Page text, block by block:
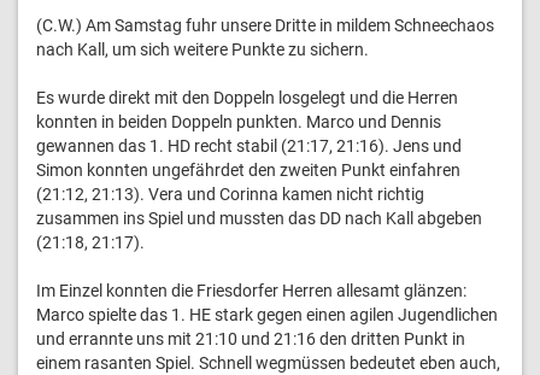
(C.W.) Am Samstag fuhr unsere Dritte in mildem Schneechaos
nach Kall, um sich weitere Punkte zu sichern.
Es wurde direkt mit den Doppeln losgelegt und die Herren
konnten in beiden Doppeln punkten. Marco und Dennis
gewannen das 1. HD recht stabil (21:17, 21:16). Jens und
Simon konnten ungefährdet den zweiten Punkt einfahren
(21:12, 21:13). Vera und Corinna kamen nicht richtig
zusammen ins Spiel und mussten das DD nach Kall abgeben
(21:18, 21:17).
Im Einzel konnten die Friesdorfer Herren allesamt glänzen:
Marco spielte das 1. HE stark gegen einen agilen Jugendlichen
und errannte uns mit 21:10 und 21:16 den dritten Punkt in
einem rasanten Spiel. Schnell wegmüssen bedeutet eben auch,